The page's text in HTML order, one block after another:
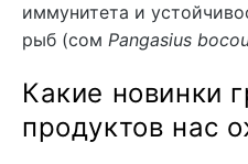
иммунитета и
рыб (сом Pangasius
Какие новинки
продуктов нас